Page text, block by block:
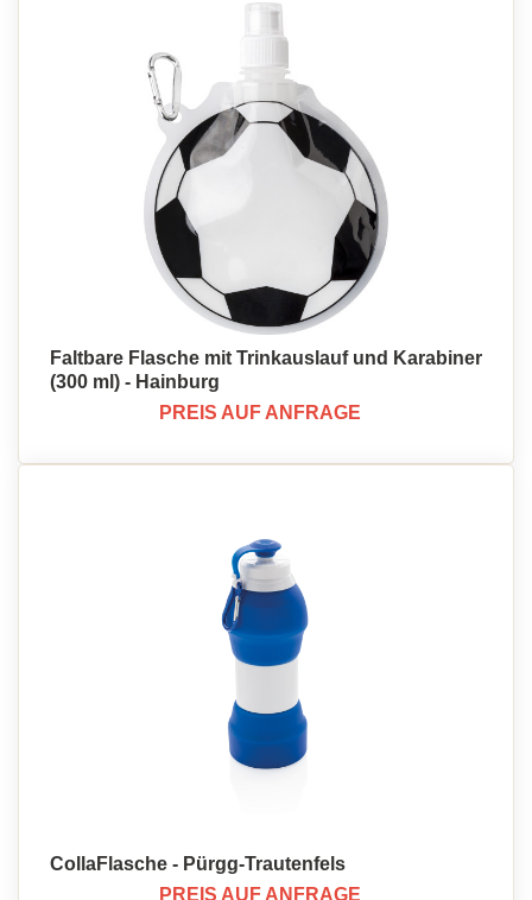
Faltbare Flasche mit Trinkauslauf und Karabiner
(300 ml) - Hainburg
PREIS AUF ANFRAGE
CollaFlasche - Pürgg-Trautenfels
PREIS AUF ANFRAGE